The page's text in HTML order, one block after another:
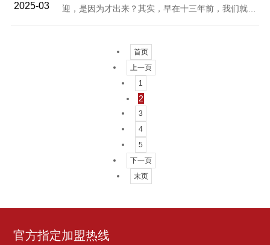
2025-03
迎，是因为才出来？其实，早在十三年前，我们就在
首页
上一页
1
2
3
4
5
下一页
末页
官方指定加盟热线